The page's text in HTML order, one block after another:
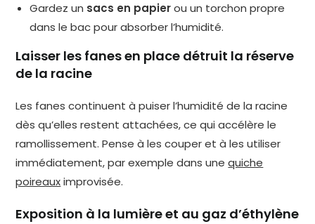
Gardez un sacs en papierou un torchon propre
dans le bac pour absorber l’humidité.
Laisser les fanes en place détruit la réserve
de la racine
Les fanes continuent à puiser l’humidité de la racine
dès qu’elles restent attachées, ce qui accélère le
ramollissement. Pense à les couper et à les utiliser
immédiatement, par exemple dans unequiche
poireauximprovisée.
Exposition à la lumière et au gaz d’éthylène